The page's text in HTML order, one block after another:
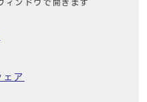
ィンドウで開きます
ア